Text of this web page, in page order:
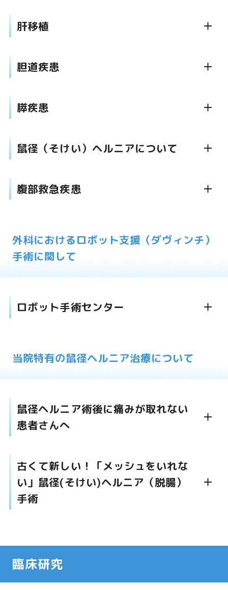
肝移植
胆道疾患
膵疾患
鼠径（そけい）ヘルニアについて
腹部救急疾患
外科におけるロボット支援（ダヴィンチ）
手術に関して
ロボット手術センター
当院特有の鼠径ヘルニア治療について
鼠径ヘルニア術後に痛みが取れない
患者さんへ
古くて新しい！「メッシュをいれな
い」鼠径(そけい)ヘルニア（脱腸）
手術
臨床研究